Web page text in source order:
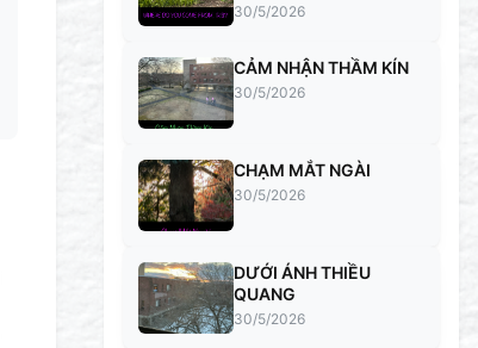
30/5/2026
CẢM NHẬN THẦM KÍN
30/5/2026
CHẠM MẮT NGÀI
30/5/2026
DƯỚI ÁNH THIỀU
QUANG
30/5/2026